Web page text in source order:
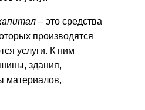
– это средства
производятся
услуги. К ним
здания,
материалов,